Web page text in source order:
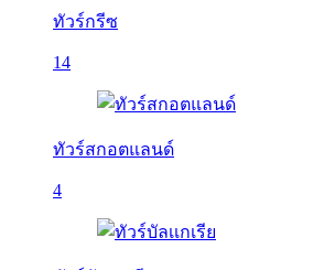
ทัวร์กรีซ
14
ทัวร์สกอตแลนด์
4